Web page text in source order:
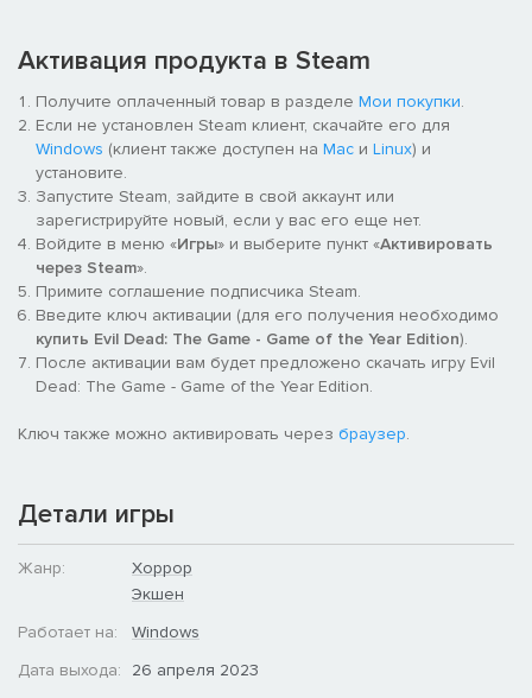
Невероятная графика - разрезание Дедайтов надвое
знаменитой пилой Эша или полет сквозь карту Кандарийским
Демоном - реалистичная картинка и основанная на физике
расчлененка оживляют ужас как никогда!
ЭТО... МОЯ БУМ-ПАЛКА! Используйте двустволку, бензопилу,
тесаки и многое другое для нанесения восхитительно
брутального урона армиям тьмы.
Splatter Royale: выберите дедайтов, повторяющих
персонажей из игры, в этом режиме в жанре «королевской
битвы». Вооружитесь до зубов и проявите свою смекалку,
чтобы остаться последними выжившими из 40 игроков!
Активация продукта в Steam
Получите оплаченный товар в разделе Мои покупки.
Если не установлен Steam клиент, скачайте его для
Windows (клиент также доступен на Mac и Linux) и
установите.
Запустите Steam, зайдите в свой аккаунт или
зарегистрируйте новый, если у вас его еще нет.
Войдите в меню «Игры» и выберите пункт «Активировать
через Steam».
Примите соглашение подписчика Steam.
Введите ключ активации (для его получения необходимо
купить Evil Dead: The Game - Game of the Year Edition).
После активации вам будет предложено скачать игру Evil
Dead: The Game - Game of the Year Edition.
Ключ также можно активировать через браузер.
Детали игры
Жанр:
Хоррор
Экшен
Работает на:
Windows
Дата выхода:
26 апреля 2023